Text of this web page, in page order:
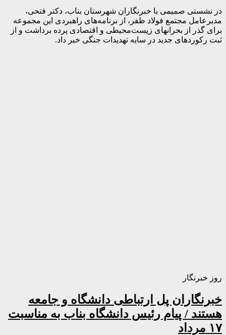
در نشستی صمیمی با خبرنگاران شهرستان بناب، دکتر فتحی،
مدیرعامل مجتمع فولاد ظفر، از برنامه‌های راهبردی این مجموعه
برای گذر از بحرانهای زیست‌محیطی و اقتصادی پرده برداشت و از
ثبت رکوردهای جدید در سایه تهدیدات جنگی خبر داد.
روز خبرنگار
خبرنگاران پل ارتباطی دانشگاه و جامعه
هستند / پیام رئیس دانشگاه بناب به مناسبت
۱۷ مرداد